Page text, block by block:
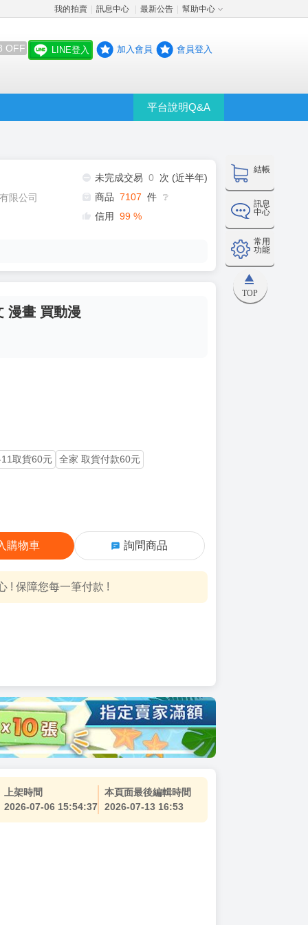
我的拍賣 訊息中心 最新公告 幫助中心
OFF LINE登入 加入會員 會員登入
平台說明Q&A
結帳
訊息
中心
常用
功能
TOP
限公司
未完成交易 0
次 (近半年)
商品 7107 件 ❔
信用 99 %
漫畫 買動漫
取貨60元
全家 取貨付款60元
購物車 詢問商品
! 保障您每一筆付款 !